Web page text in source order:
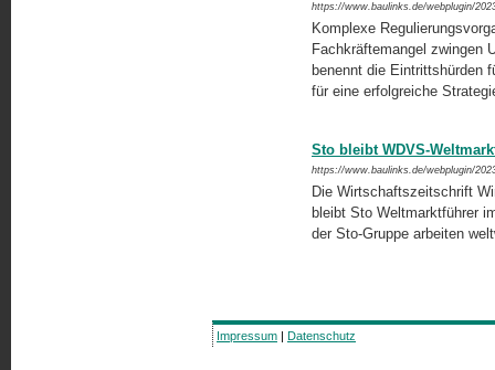
https://www.baulinks.de/webplugin/
Komplexe
Fachkräftemangel zwingen
benennt die Eintrittshürden
für eine erfolgreiche
Sto bleibt WDVS-
https://www.baulinks.de/webplugin/
Die Wirtschaftszeitschrift
bleibt Sto Weltmarktführer
der Sto-Gruppe arbeiten
Impressum | Datenschutz